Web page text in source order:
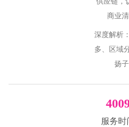
商业
深度解析
多、区域
扬
服务时